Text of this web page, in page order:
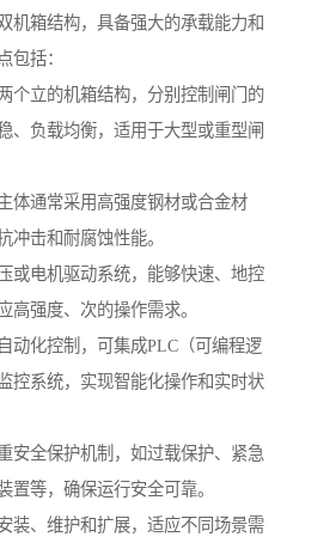
机箱结构，具备强大的承载能力和
包括：
个立的机箱结构，分别控制闸门的
、负载均衡，适用于大型或重型闸
体通常采用高强度钢材或合金材
冲击和耐腐蚀性能。
或电机驱动系统，能够快速、地控
高强度、次的操作需求。
动化控制，可集成PLC（可编程逻
控系统，实现智能化操作和实时状
安全保护机制，如过载保护、紧急
置等，确保运行安全可靠。
装、维护和扩展，适应不同场景需